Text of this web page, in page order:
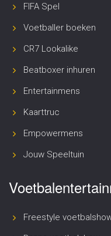
FIFA Spel
Voetballer boeken
CR7 Lookalike
Beatboxer inhuren
Entertainmens
Kaarttruc
Empowermens
Jouw Speeltuin
Freestyle